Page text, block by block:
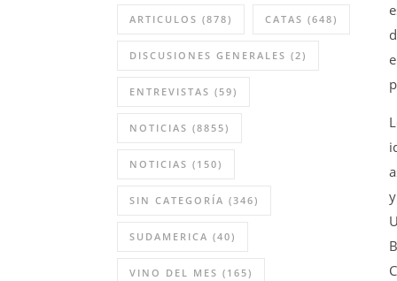
ARTICULOS (878) CATAS (648)
DISCUSIONES GENERALES (2)
ENTREVISTAS (59)
NOTICIAS (8855)
NOTICIAS (150)
SIN CATEGORÍA (346)
SUDAMERICA (40)
VINO DEL MES (165)